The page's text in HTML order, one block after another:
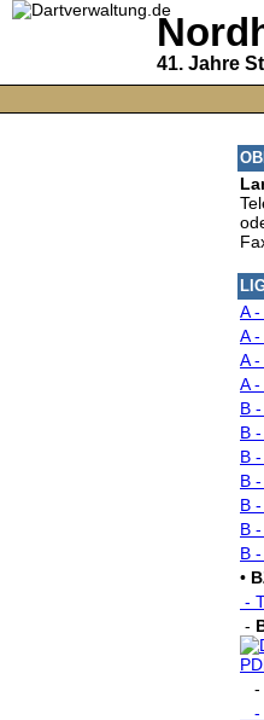
41. Jahre
A
A
A
A
B
B
B
B
B
B
B
•
-
-
-
-